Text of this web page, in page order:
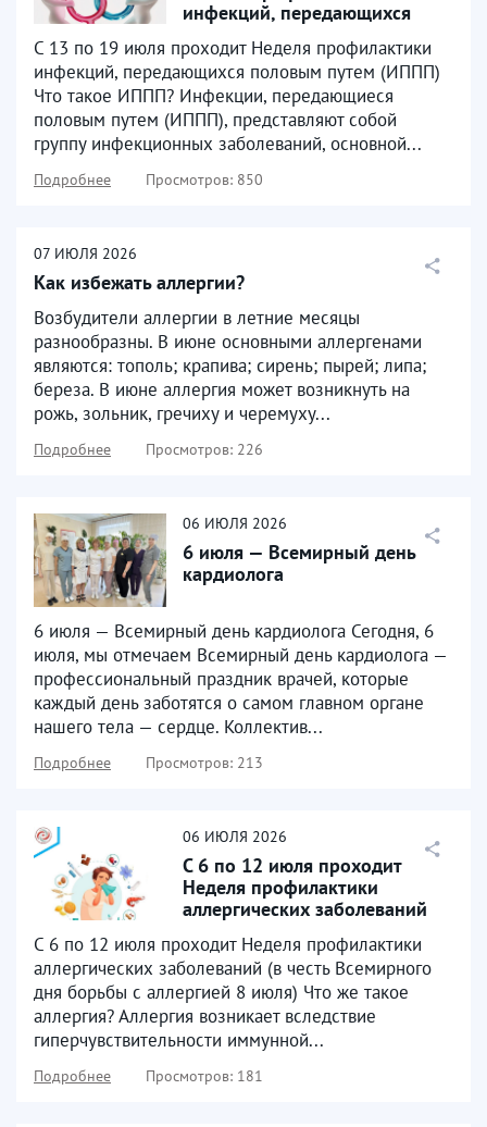
инфекций, передающихся
С 13 по 19 июля проходит Неделя профилактики
инфекций, передающихся половым путем (ИППП)
Что такое ИППП? Инфекции, передающиеся
половым путем (ИППП), представляют собой
группу инфекционных заболеваний, основной...
Подробнее Просмотров: 850
07 ИЮЛЯ 2026
Как избежать аллергии?
Возбудители аллергии в летние месяцы
разнообразны. В июне основными аллергенами
являются: тополь; крапива; сирень; пырей; липа;
береза. В июне аллергия может возникнуть на
рожь, зольник, гречиху и черемуху...
Подробнее Просмотров: 226
06 ИЮЛЯ 2026
6 июля — Всемирный день
кардиолога
6 июля — Всемирный день кардиолога Сегодня, 6
июля, мы отмечаем Всемирный день кардиолога —
профессиональный праздник врачей, которые
каждый день заботятся о самом главном органе
нашего тела — сердце. Коллектив...
Подробнее Просмотров: 213
06 ИЮЛЯ 2026
С 6 по 12 июля проходит
Неделя профилактики
аллергических заболеваний
С 6 по 12 июля проходит Неделя профилактики
аллергических заболеваний (в честь Всемирного
дня борьбы с аллергией 8 июля) Что же такое
аллергия? Аллергия возникает вследствие
гиперчувствительности иммунной...
Подробнее Просмотров: 181